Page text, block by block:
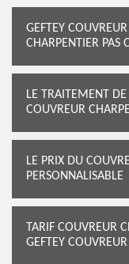
GEFTEY
CHARPENTIER PAS
LE TRAITEMENT DE
COUVREUR
LE PRIX DU
PERSONNALISABLE
TARIF COUVREUR
GEFTEY COUVREUR